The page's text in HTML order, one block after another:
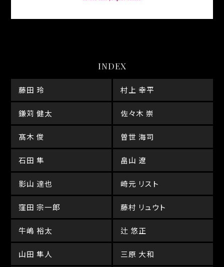
INDEX
藤田 玲 村上 幸平
鎌苅 健太 佐々木 崇
髙木 俊 曽世 海司
石田 隼 畠山 遼
影山 達也 崎元 リスト
窪田 宗一郎 藤村 リュウト
牛嶋 裕太 辻 悠正
山田 隼人 三原 大和